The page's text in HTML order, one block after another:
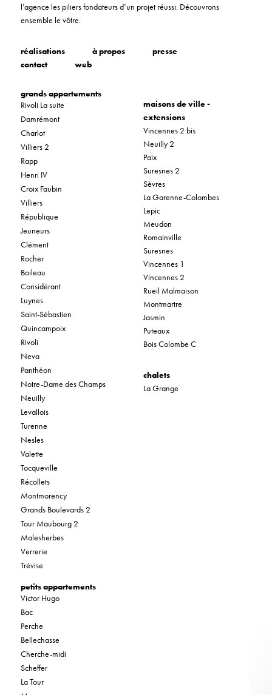
l’agence les piliers fondateurs d’un projet réussi. Découvrons
ensemble le vôtre.
réalisations à propos
presse
contact
web
grands appartements
Rivoli La suite
Damrémont
Charlot
Villiers 2
Rapp
Henri IV
Croix Faubin
Villiers
République
Jeuneurs
Clément
Rocher
Boileau
Considérant
Luynes
Saint-Sébastien
Quincampoix
Rivoli
Neva
Panthéon
Notre-Dame des Champs
Neuilly
Levallois
Turenne
Nesles
Valette
Tocqueville
Récollets
Montmorency
Grands Boulevards 2
Tour Maubourg 2
Malesherbes
Verrerie
Trévise
petits appartements
Victor Hugo
Bac
Perche
Bellechasse
Cherche-midi
Scheffer
La Tour
maisons de ville -
extensions
Vincennes 2 bis
Neuilly 2
Paix
Suresnes 2
Sèvres
La Garenne-Colombes
Lepic
Meudon
Romainville
Suresnes
Vincennes 1
Vincennes 2
Rueil Malmaison
Montmartre
Jasmin
Puteaux
Bois Colombe C
chalets
La Grange